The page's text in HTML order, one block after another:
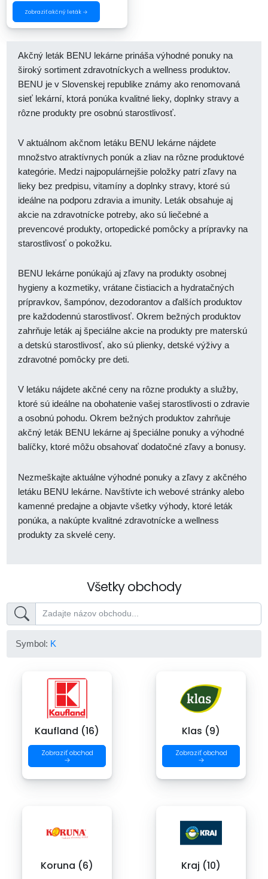
Zobraziť akčný leták →
Akčný leták BENU lekárne prináša výhodné ponuky na
široký sortiment zdravotníckych a wellness produktov.
BENU je v Slovenskej republike známy ako renomovaná
sieť lekární, ktorá ponúka kvalitné lieky, doplnky stravy a
rôzne produkty pre osobnú starostlivosť.
V aktuálnom akčnom letáku BENU lekárne nájdete
množstvo atraktívnych ponúk a zliav na rôzne produktové
kategórie. Medzi najpopulárnejšie položky patrí zľavy na
lieky bez predpisu, vitamíny a doplnky stravy, ktoré sú
ideálne na podporu zdravia a imunity. Leták obsahuje aj
akcie na zdravotnícke potreby, ako sú liečebné a
prevencové produkty, ortopedické pomôcky a prípravky na
starostlivosť o pokožku.
BENU lekárne ponúkajú aj zľavy na produkty osobnej
hygieny a kozmetiky, vrátane čistiacich a hydratačných
prípravkov, šampónov, dezodorantov a ďalších produktov
pre každodennú starostlivosť. Okrem bežných produktov
zahrňuje leták aj špeciálne akcie na produkty pre materskú
a detskú starostlivosť, ako sú plienky, detské výživy a
zdravotné pomôcky pre deti.
V letáku nájdete akčné ceny na rôzne produkty a služby,
ktoré sú ideálne na obohatenie vašej starostlivosti o zdravie
a osobnú pohodu. Okrem bežných produktov zahrňuje
akčný leták BENU lekárne aj špeciálne ponuky a výhodné
balíčky, ktoré môžu obsahovať dodatočné zľavy a bonusy.
Nezmeškajte aktuálne výhodné ponuky a zľavy z akčného
letáku BENU lekárne. Navštívte ich webové stránky alebo
kamenné predajne a objavte všetky výhody, ktoré leták
ponúka, a nakúpte kvalitné zdravotnícke a wellness
produkty za skvelé ceny.
Všetky obchody
Symbol: K
Kaufland (16)
Zobraziť obchod
→
Klas (9)
Zobraziť obchod
→
Koruna (6) Kraj (10)